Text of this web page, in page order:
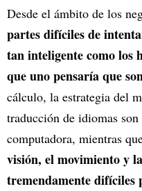
Desde el ámbito de los
partes difíciles de
tan inteligente como los
que uno pensaría que
cálculo, la estrategia del
traducción de idiomas
computadora, mientras
visión, el movimiento y
tremendamente difíciles